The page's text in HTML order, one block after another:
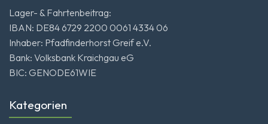
Lager- & Fahrtenbeitrag:
IBAN: DE84 6729 2200 0061 4334 06
Inhaber: Pfadfinderhorst Greif e.V.
Bank: Volksbank Kraichgau eG
BIC: GENODE61WIE
Kategorien